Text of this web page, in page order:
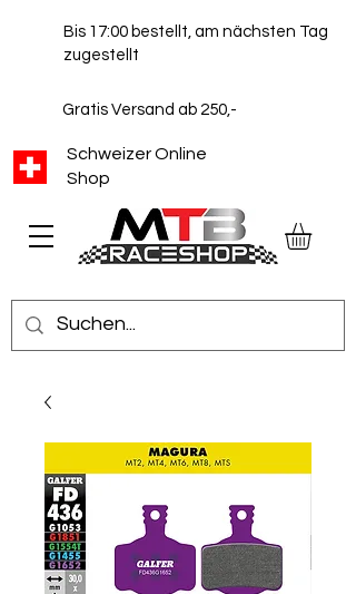
Schweizer Online
Shop
Bis 17:00 bestellt, am nächsten Tag
zugestellt
Gratis Versand ab 250,-